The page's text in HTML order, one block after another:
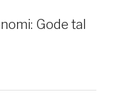
Gode tal